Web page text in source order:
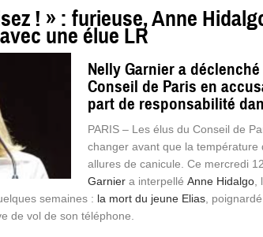
! » : furieuse, Anne
une élue LR
Nelly Garnier a
Conseil de Paris en
part de responsabilité
PARIS – Les élus du Conseil de
changer avant que la
allures de canicule. Ce mercredi
Garnier a interpellé Anne Hidalgo
semaines : la mort du jeune Elias ,
de vol de son téléphone.